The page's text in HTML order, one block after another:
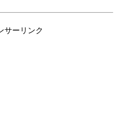
サーリンク